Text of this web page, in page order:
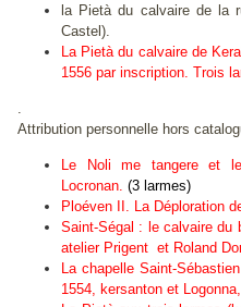
la Pietà du calvaire de la
Castel).
La Pietà du calvaire de
1556 par inscription. Trois
.
Attribution personnelle hors
Le Noli me tangere et
Locronan. (3 larmes)
Ploéven II. La Déploration
Saint-Ségal : le calvaire du
atelier Prigent et Roland
La chapelle Saint-
1554, kersanton et